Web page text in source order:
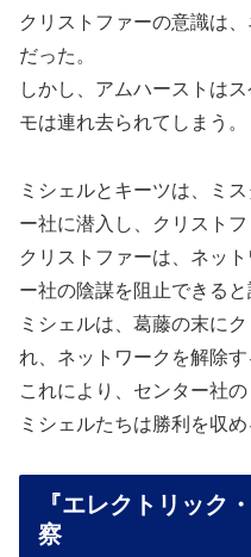
クリストファーの意識は
だった。
しかし、アムハーストは
モは連れ去られてしまう。
ミシェルとキーツは、ミ
ー社に潜入し、クリストフ
クリストファーは、ネッ
ー社の陰謀を阻止できると
ミシェルは、葛藤の末に
れ、ネットワークを解除す
これにより、センター社
ミシェルたちは勝利を収め
『エレクトリック
察